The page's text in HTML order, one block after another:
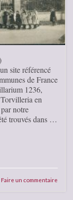
site référencé
de France
1236,
en
notre
trouvés dans …
Faire un commentaire